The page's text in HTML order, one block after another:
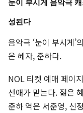
눈이 부시게 음악극
성된다
음악극 ‘눈이 부시게
은 혜자, 준하다.
NOL 티켓 예매 페이
선애가 맡는다. 젊은
준하 역은 서준영, 신